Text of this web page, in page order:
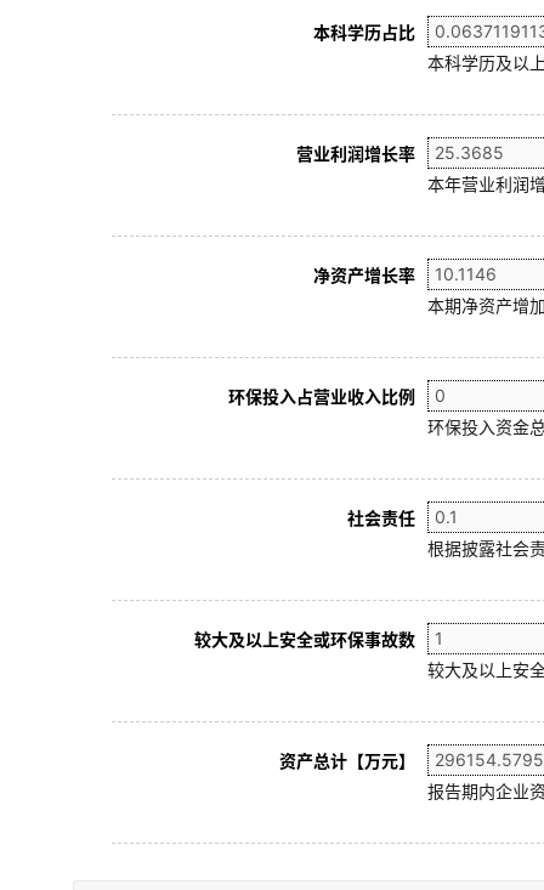
本科学历占比
本科学历及以
营业利润增长率
本年营业利润
净资产增长率
本期净资产增
环保投入占营业收入比例
环保投入资金
社会责任
根据披露社会
较大及以上安全或环保事故数
较大及以上安
资产总计【万元】
报告期内企业